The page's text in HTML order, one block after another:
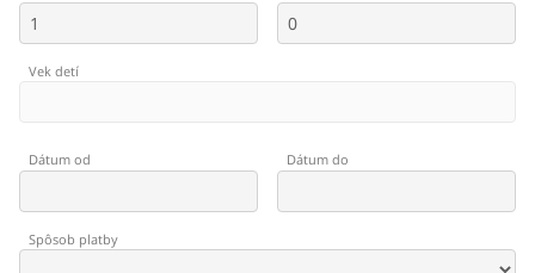
Vek detí
Dátum od Dátum do
Spôsob platby